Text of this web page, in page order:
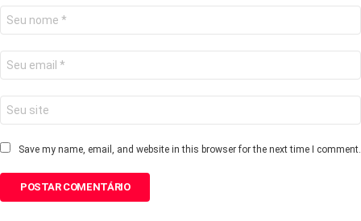
Save my name, email, and website in this browser for the next time I comment.